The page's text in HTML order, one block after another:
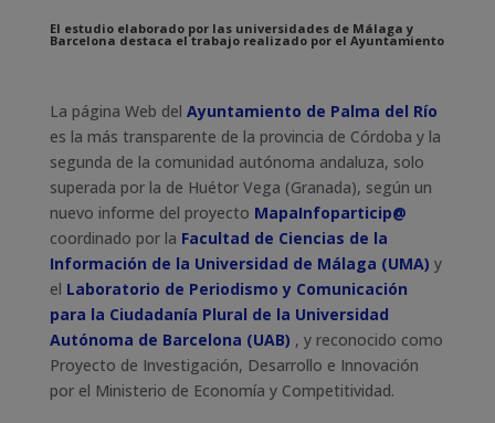
El estudio elaborado por las universidades de Málaga y
Barcelona destaca el trabajo realizado por el Ayuntamiento
La página Web del Ayuntamiento de Palma del Río
es la más transparente de la provincia de Córdoba y la
segunda de la comunidad autónoma andaluza, solo
superada por la de Huétor Vega (Granada), según un
nuevo informe del proyecto MapaInfoparticip@
coordinado por la Facultad de Ciencias de la
Información de la Universidad de Málaga (UMA) y
el Laboratorio de Periodismo y Comunicación
para la Ciudadanía Plural de la Universidad
Autónoma de Barcelona (UAB) , y reconocido como
Proyecto de Investigación, Desarrollo e Innovación
por el Ministerio de Economía y Competitividad.